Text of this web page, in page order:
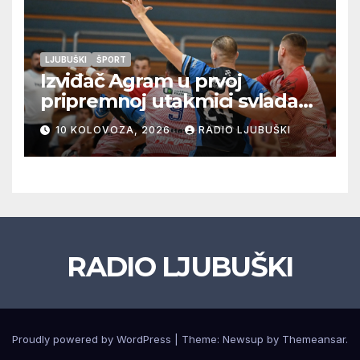
LJUBUŠKI ŠPORT
Izviđač Agram u prvoj
pripremnoj utakmici svladao
Metković Zalom 37:32
10 KOLOVOZA, 2026 RADIO LJUBUŠKI
RADIO LJUBUŠKI
Proudly powered by WordPress Theme: Newsup by Themeansar.